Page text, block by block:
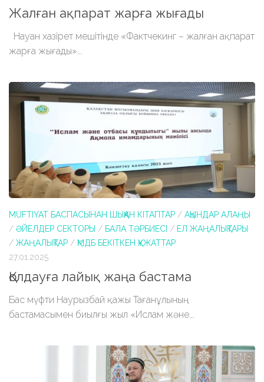
Жалған ақпарат жарға жығады
Науан хазірет мешітінде «Фактчекинг – жалған ақпарат
жарға жығады»...
MUFTIYAT БАСПАСЫНАН ШЫҚҚАН КІТАПТАР / АҚЫНДАР АЛАҢЫ
/ ӘЙЕЛДЕР СЕКТОРЫ / БАЛА ТӘРБИЕСІ / ЕЛ ЖАҢАЛЫҚТАРЫ
/ ЖАҢАЛЫҚТАР / ҚМДБ БЕКІТКЕН ҚҰЖАТТАР
27.01.2025
Қолдауға лайық жаңа бастама
Бас мүфти Наурызбай қажы Тағанұлының
бастамасымен биылғы жыл «Ислам және...